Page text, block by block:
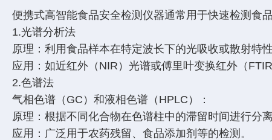
便携式高智能食品安全检测仪器通常用于快速检测食
1.光谱分析法
原理：利用食品样本在特定波长下的光吸收或散射特
应用：如近红外（NIR）光谱或傅里叶变换红外（
2.色谱法
气相色谱（GC）和液相色谱（HPLC）：
原理：根据不同化合物在色谱柱中的滞留时间进行分
应用：广泛用于农药残留、食品添加剂等的检测。